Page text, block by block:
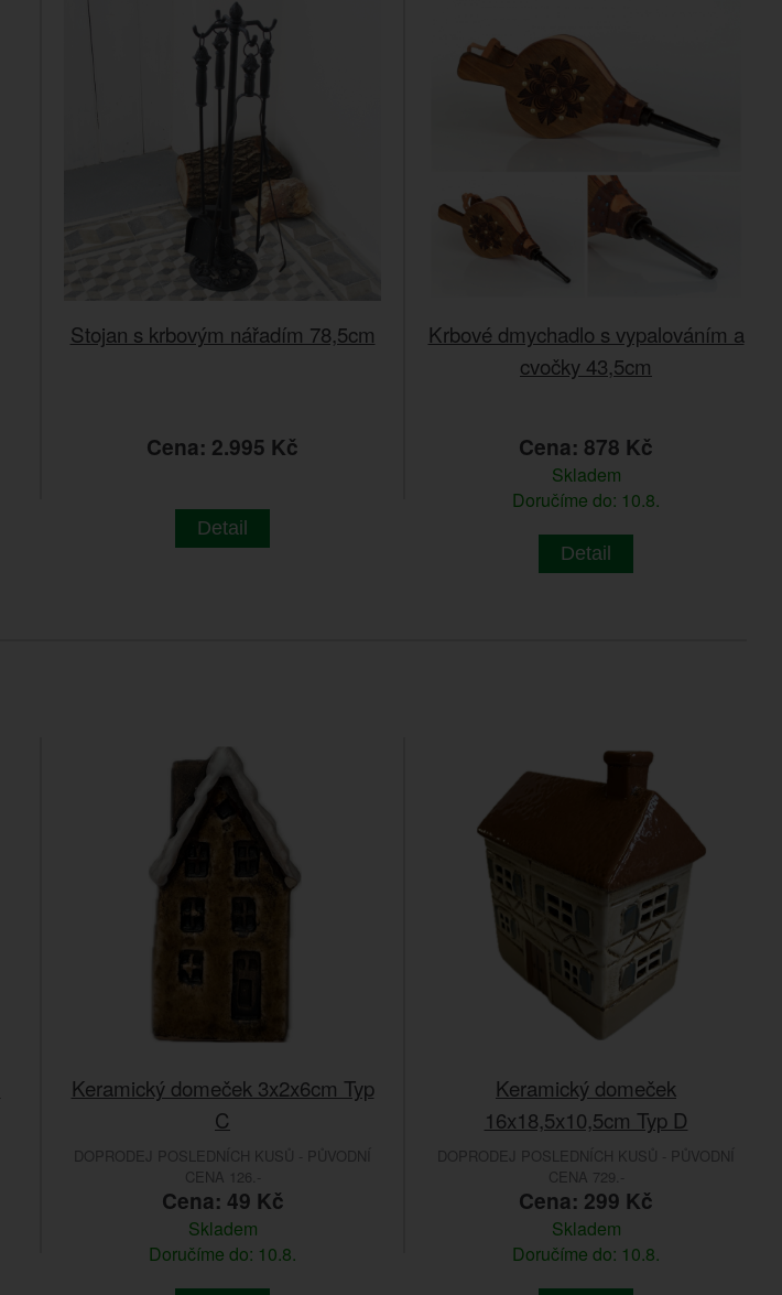
Stojan s krbovým nářadím 78,5cm
Cena: 2.995 Kč
Detail
Krbové dmychadlo s vypalováním a
cvočky 43,5cm
Cena: 878 Kč
Skladem
Doručíme do: 10.8.
Detail
Keramický domeček 3x2x6cm Typ
C
DOPRODEJ POSLEDNÍCH KUSŮ - PŮVODNÍ
CENA 126.-
Cena: 49 Kč
Skladem
Doručíme do: 10.8.
Keramický domeček
16x18,5x10,5cm Typ D
DOPRODEJ POSLEDNÍCH KUSŮ - PŮVODNÍ
CENA 729.-
Cena: 299 Kč
Skladem
Doručíme do: 10.8.